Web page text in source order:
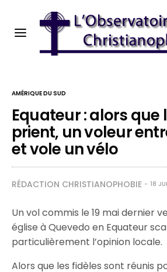
AMÉRIQUE DU SUD
Equateur : alors que
prient, un voleur
et vole un vélo
RÉDACTION CHRISTIANOPHOBIE 18
Un vol commis le 19 mai dernier
église à Quevedo en Equateur
particulièrement l’opinion locale.
Alors que les fidèles sont réunis